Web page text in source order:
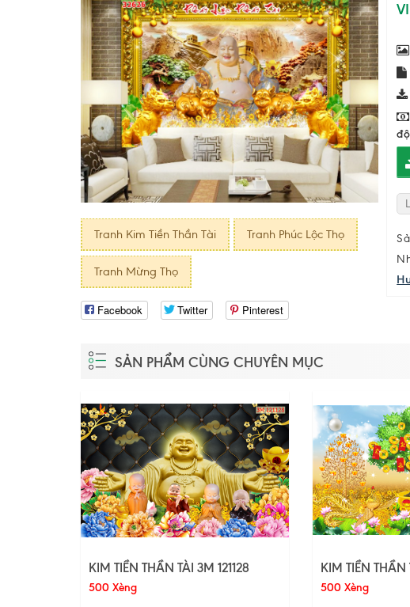
Tranh Kim Tiền Thần Tài Tranh Phúc Lộc Thọ
Tranh Mừng Thọ
Facebook Twitter Pinterest
SẢN PHẨM CÙNG CHUYÊN MỤC
KIM TIỀN THẦN TÀI 3M 121128
500 Xèng
KIM TIỀN THẦN
500 Xèng